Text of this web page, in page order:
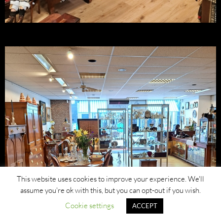
This website uses cookies to improve your experience. We'll
assume you're ok with this, but you can opt-out if you wish.
Cookie settings
ACCEPT